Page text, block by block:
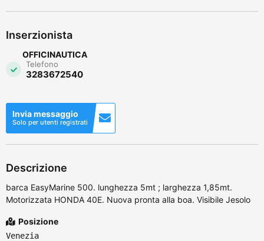
Inserzionista
OFFICINAUTICA
Telefono
3283672540
Invia messaggio
Solo per utenti registrati
Descrizione
barca EasyMarine 500. lunghezza 5mt ; larghezza 1,85mt.
Motorizzata HONDA 40E. Nuova pronta alla boa. Visibile Jesolo
Posizione
Venezia